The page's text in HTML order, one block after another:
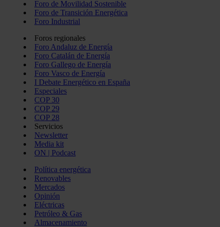
Foro de Movilidad Sostenible
Foro de Transición Energética
Foro Industrial
Foros regionales
Foro Andaluz de Energía
Foro Catalán de Energía
Foro Gallego de Energía
Foro Vasco de Energía
I Debate Energético en España
Especiales
COP 30
COP 29
COP 28
Servicios
Newsletter
Media kit
ON | Podcast
Política energética
Renovables
Mercados
Opinión
Eléctricas
Petróleo & Gas
Almacenamiento